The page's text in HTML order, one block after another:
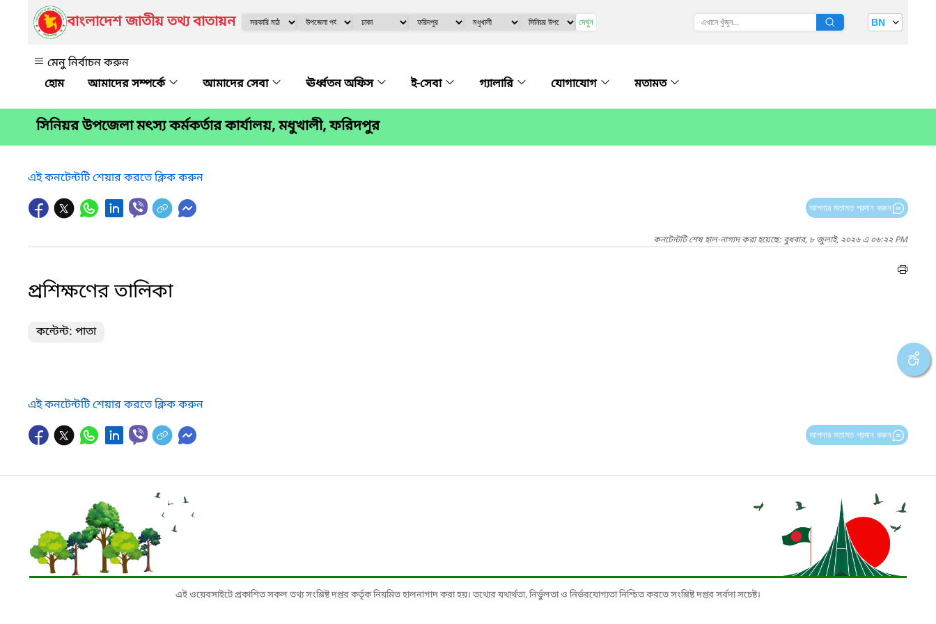
বাংলাদেশ জাতীয় তথ্য বাতায়ন দেখুন BN
মেনু নির্বাচন করুন
আমাদের সম্পর্কে
আমাদের সেবা ঊর্ধ্বতন অফিস ই-সেবা গ্যালারি যোগাযোগ মতামত
সিনিয়র উপজেলা মৎস্য কর্মকর্তার কার্যালয়, মধুখালী, ফরিদপুর
এই কনটেন্টটি শেয়ার করতে ক্লিক করুন
আপনার মতামত প্রদান করুন
কনটেন্টটি শেষ হাল-নাগাদ করা হয়েছে: বুধবার, ৮ জুলাই, ২০২৬ এ ০৬:২২ PM
প্রশিক্ষণের তালিকা
কন্টেন্ট: পাতা
এই কনটেন্টটি শেয়ার করতে ক্লিক করুন
আপনার মতামত প্রদান করুন
এই ওয়েবসাইটে প্রকাশিত সকল তথ্য সংশ্লিষ্ট দপ্তর কর্তৃক নিয়মিত হালনাগাদ করা হয়। তথ্যের যথার্থতা, নির্ভুলতা ও নির্ভরযোগ্যতা নিশ্চিত করতে সংশ্লিষ্ট দপ্তর সর্বদা সচেষ্ট।